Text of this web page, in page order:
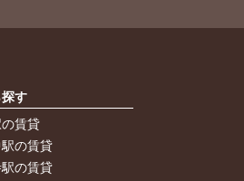
す
賃貸
の賃貸
の賃貸